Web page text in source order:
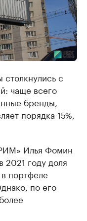
с
чаще всего
бренды,
порядка 15%,
Илья Фомин
2021 году доля
портфеле
по его